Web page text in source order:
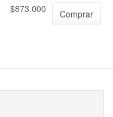
$873.000 Comprar